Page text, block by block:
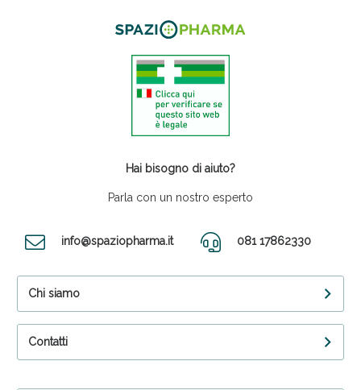
Hai bisogno di aiuto?
Parla con un nostro esperto
info@spaziopharma.it 081 17862330
Chi siamo
Contatti